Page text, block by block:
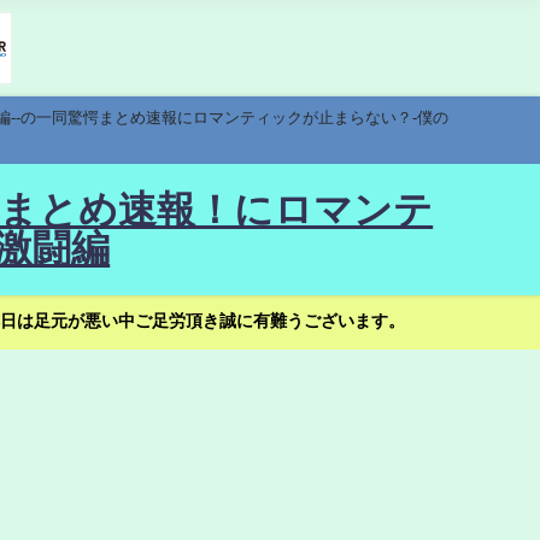
の一同驚愕まとめ速報にロマンティックが止まらない？-僕の
とめ速報！にロマンテ
闘編
足元が悪い中ご足労頂き誠に有難うございます。